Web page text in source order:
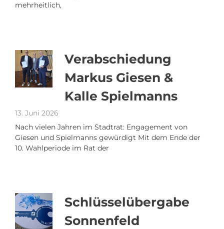
mehrheitlich,
Verabschiedung
Markus Giesen &
Kalle Spielmanns
13. Juni 2026
Nach vielen Jahren im Stadtrat: Engagement von
Giesen und Spielmanns gewürdigt Mit dem Ende der
10. Wahlperiode im Rat der
Schlüsselübergabe
Sonnenfeld